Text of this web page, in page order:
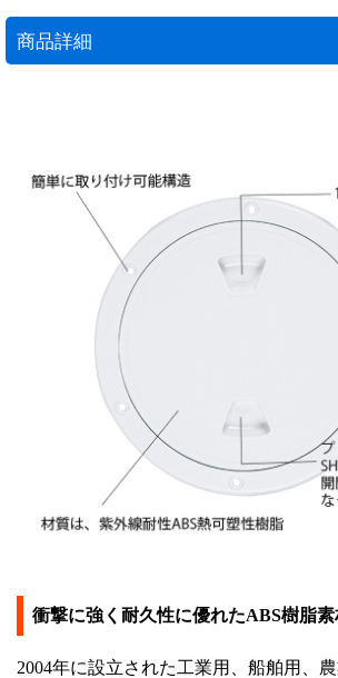
商品詳細
衝撃に強く耐久性に優れたABS樹脂素
2004年に設立された工業用、船舶用、